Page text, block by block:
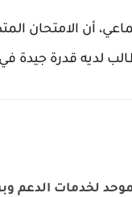
أن الامتحان
لديه قدرة جيدة في
لخدمات الدعم